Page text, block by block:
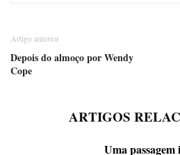
Artigo anterior
Depois do almoço por Wendy
Cope
ARTIGOS
Uma